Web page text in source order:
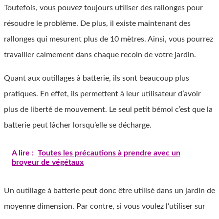
Toutefois, vous pouvez toujours utiliser des rallonges pour
résoudre le problème. De plus, il existe maintenant des
rallonges qui mesurent plus de 10 mètres. Ainsi, vous pourrez
travailler calmement dans chaque recoin de votre jardin.
Quant aux outillages à batterie, ils sont beaucoup plus
pratiques. En effet, ils permettent à leur utilisateur d’avoir
plus de liberté de mouvement. Le seul petit bémol c’est que la
batterie peut lâcher lorsqu’elle se décharge.
A lire : Toutes les précautions à prendre avec un
broyeur de végétaux
Un outillage à batterie peut donc être utilisé dans un jardin de
moyenne dimension. Par contre, si vous voulez l’utiliser sur